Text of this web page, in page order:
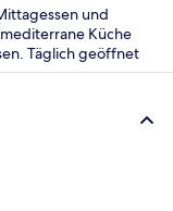
und
Küche
Täglich geöffnet